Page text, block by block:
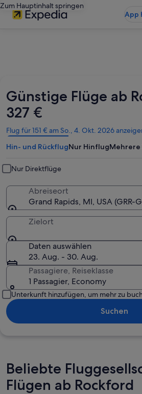
Zum Hauptinhalt springen
App
Günstige Flüge ab
327 €
Flug für 151 € am So., 4. Okt. 2026
Wird
in
einem
Fenster
geöffnet
Hin- und RückflugNur HinflugMehrere
Nur Direktflüge
Abreiseort
Grand Rapids, MI, USA (GRR-
Zielort
Daten auswählen
23. Aug. - 30. Aug.
Passagiere, Reiseklasse
1 Passagier, Economy
Unterkunft hinzufügen, um mehr zu
Suchen
Beliebte
Flügen ab Rockford